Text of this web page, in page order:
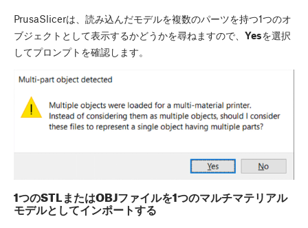
PrusaSlicerは、読み込んだモデルを複数のパーツを持つ1つのオ
ブジェクトとして表示するかどうかを尋ねますので、 Yesを選択
してプロンプトを確認します。
1つのSTLまたはOBJファイルを1つのマルチマテリアル
モデルとしてインポートする